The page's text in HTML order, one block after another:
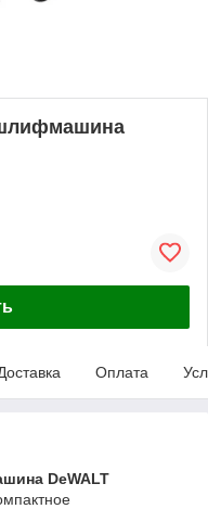
Оплата
DeWALT